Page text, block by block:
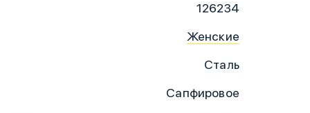
126234
Женские
Сталь
Сапфировое